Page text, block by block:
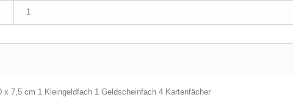
1
7,5 cm 1 Kleingeldfach 1 Geldscheinfach 4 Kartenfächer